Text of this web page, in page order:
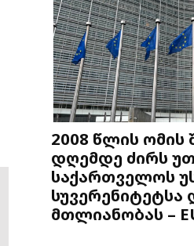
2008 წლის ომის
დღემდე ძირს
საქართველოს
მთლიანობას –